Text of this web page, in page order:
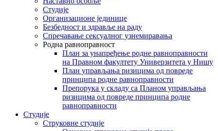
Студије
Организационе јединице
Безбедност и здравље на раду
Спречавање сексуалног узнемиравања
Родна равноправност
План за унапређење родне равноправности
на Правном факултету Универзитета у Нишу
План управљања ризицима од повреде
принципа родне равноправности
Препорука у складу са Планом управљања
ризицима од повреде принципа родне
равноправности
Студије
Струковне студије